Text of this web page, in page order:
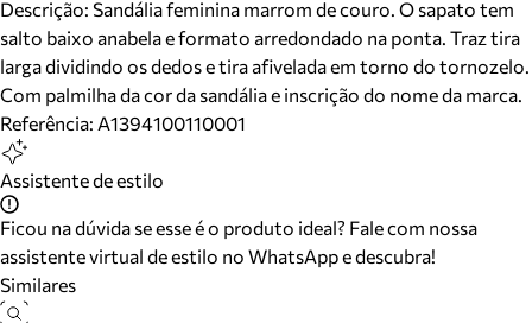
Descrição: Sandália feminina marrom de couro. O sapato tem
salto baixo anabela e formato arredondado na ponta. Traz tira
larga dividindo os dedos e tira afivelada em torno do tornozelo.
Com palmilha da cor da sandália e inscrição do nome da marca.
Referência: A1394100110001
Assistente de estilo
Ficou na dúvida se esse é o produto ideal? Fale com nossa
assistente virtual de estilo no WhatsApp e descubra!
Similares